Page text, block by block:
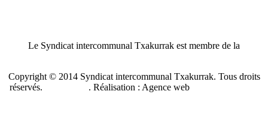
Le Syndicat intercommunal Txakurrak est membre de la
Copyright © 2014 Syndicat intercommunal Txakurrak. Tous droits
réservés.
. Réalisation : Agence web